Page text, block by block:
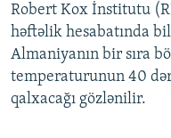
Robert Kox İnstitutu
həftəlik hesabatında
Almaniyanın bir sıra
temperaturunun 40
qalxacağı gözlənilir.